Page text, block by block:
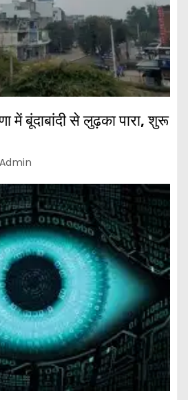
में बूंदाबांदी से लुढ़का पारा, शुरू
Admin